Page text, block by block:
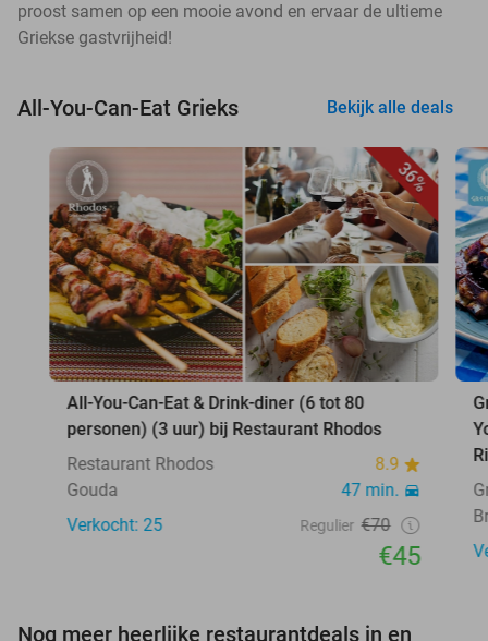
proost samen op een mooie avond en ervaar de ultieme
Griekse gastvrijheid!
All-You-Can-Eat Grieks Bekijk alle deals
36%
All-You-Can-Eat & Drink-diner (6 tot 80
personen) (3 uur) bij Restaurant Rhodos
Restaurant Rhodos
8.9
Gouda
47 min.
Verkocht: 25
Regulier €70
€45
Nog meer heerlijke restaurantdeals in en